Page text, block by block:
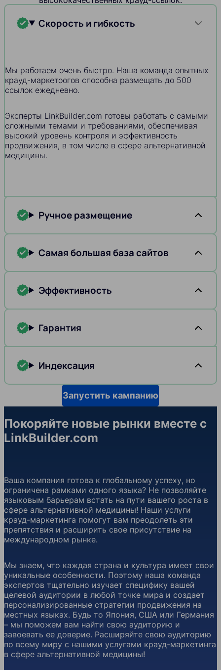
Скорость и гибкость
Мы работаем очень быстро. Наша команда опытных
крауд-маркетоогов способна размещать до 500
ссылок ежедневно.
Эксперты LinkBuilder.com готовы работать с самыми
сложными темами и требованиями, обеспечивая
высокий уровень контроля и эффективность
продвижения, в том числе в сфере альтернативной
медицины.
Ручное размещение
Самая большая база сайтов
Эффективность
Гарантия
Индексация
Запустить кампанию
Покоряйте новые рынки вместе с
LinkBuilder.com
Ваша компания готова к глобальному успеху, но
ограничена рамками одного языка? Не позволяйте
языковым барьерам встать на пути вашего роста в
сфере альтернативной медицины! Наши услуги
крауд-маркетинга помогут вам преодолеть эти
препятствия и расширить свое присутствие на
международном рынке.
Мы знаем, что каждая страна и культура имеет свои
уникальные особенности. Поэтому наша команда
экспертов тщательно изучает специфику вашей
целевой аудитории в любой точке мира и создает
персонализированные стратегии продвижения на
местных языках. Будь то Япония, США или Германия
– мы поможем вам найти свою аудиторию и
завоевать ее доверие. Расширяйте свою аудиторию
по всему миру с нашими услугами крауд-маркетинга
в сфере альтернативной медицины!